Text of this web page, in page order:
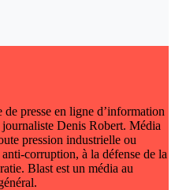
presse en ligne d’information
Denis Robert. Média
pression industrielle ou
corruption, à la défense de la
Blast est un média au